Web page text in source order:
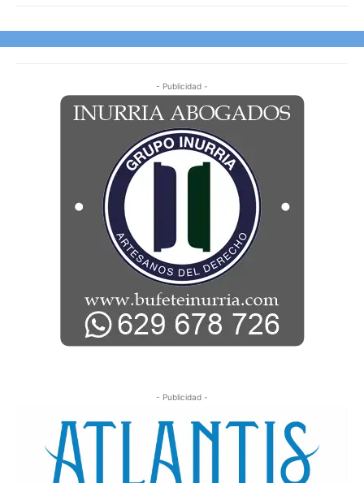
- Publicidad -
- Publicidad -